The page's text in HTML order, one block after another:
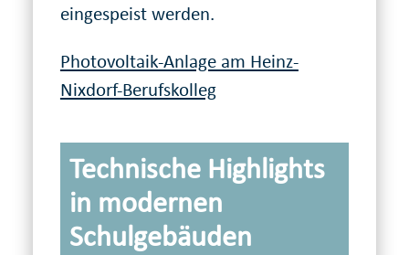
eingespeist werden.
Photovoltaik-Anlage am Heinz-
Nixdorf-Berufskolleg
Technische Highlights
in modernen
Schulgebäuden